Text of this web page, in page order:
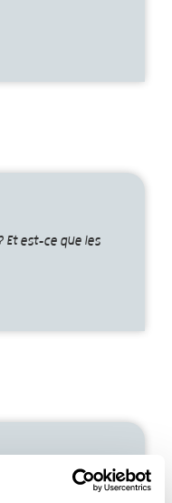
Et est-ce que les
la couverture de